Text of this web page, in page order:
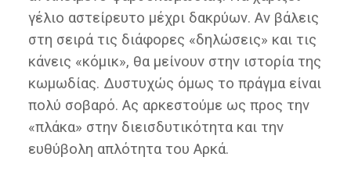
γέλιο αστείρευτο μέχρι δακρύων. Αν βάλεις
στη σειρά τις διάφορες «δηλώσεις» και τις
κάνεις «κόμικ», θα μείνουν στην ιστορία της
κωμωδίας. Δυστυχώς όμως το πράγμα είναι
πολύ σοβαρό. Ας αρκεστούμε ως προς την
«πλάκα» στην διεισδυτικότητα και την
ευθύβολη απλότητα του Αρκά.